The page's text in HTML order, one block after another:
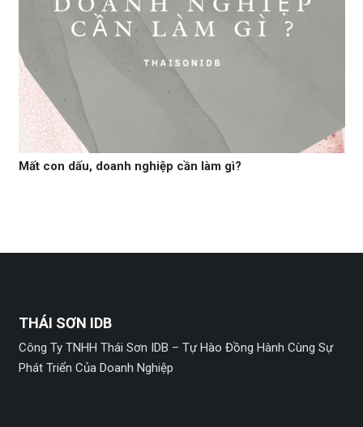
Mất con dấu, doanh nghiệp cần làm gì?
THÁI SƠN IDB
Công Ty TNHH Thái Sơn IDB – Tự Hào Đồng Hành Cùng Sự
Phát Triển Của Doanh Nghiệp